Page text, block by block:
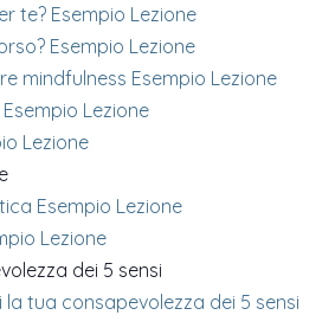
te? Esempio Lezione
Esempio Lezione
mindfulness Esempio Lezione
Esempio Lezione
Lezione
Esempio Lezione
Lezione
dei 5 sensi
la tua consapevolezza dei 5 sensi